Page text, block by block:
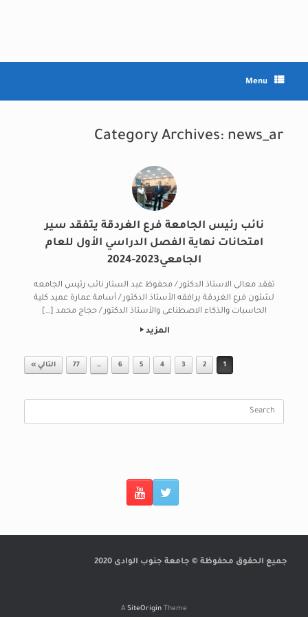
Menu
Category Archives: news_ar
نائب رئيس الجامعة فرع الغردقة يتفقد سير
امتحانات نهاية الفصل الدراسي الأول للعام
الجامعي2023-2024
تفقد معالى الاستاذ الدكتور / محفوظ عبد الستار نائب رئيس الجامعه
لشئون فرع الغردقة يرافقه الأستاذ الدكتور / أسامة عمارة عميد كلية
الحاسبات والذكاء الاصطناعى والأستاذ الدكتور / حجاج محمد […]
المزيد
1
2
3
4
5
6
…
77 التالي »
Search
جميع الحقوق محفوظة © جامعة جنوب الوادى 2020
A SiteOrigin Theme